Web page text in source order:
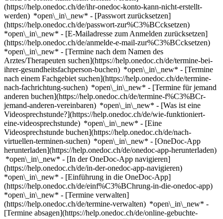
(https://help.onedoc.ch/de/ihr-onedoc-konto-kann-nicht-erstellt-
werden) *open\_in\_new* - [Passwort zurücksetzen]
(https://help.onedoc.ch/de/passwort-zur%C3%BCcksetzen)
*open\_in\_new* - [E-Mailadresse zum Anmelden zurücksetzen]
(https://help.onedoc.ch/de/anmelde-e-mail-zur%C3%BCcksetzen)
*open\_in\_new* - [Termine nach dem Namen des
Arztes/Therapeuten suchen](https://help.onedoc.ch/de/termine-bei-
ihrer-gesundheitsfachperson-buchen) *open\_in\_new* - [Termine
nach einem Fachgebiet suchen](https://help.onedoc.ch/de/termine-
nach-fachrichtung-suchen) *open\_in\_new* - [Termine für jemand
anderen buchen](https://help.onedoc.ch/de/termine-f%C3%BCr-
jemand-anderen-vereinbaren) *open\_in\_new* - [Was ist eine
Videosprechstunde?](https://help.onedoc.ch/de/wie-funktioniert-
eine-videosprechstunde) *open\_in\_new* - [Eine
Videosprechstunde buchen](https://help.onedoc.ch/de/nach-
virtuellen-terminen-suchen) *open\_in\_new* - [OneDoc-App
herunterladen](https://help.onedoc.ch/de/onedoc-app-herunterladen)
*open\_in\_new* - [In der OneDoc-App navigieren]
(https://help.onedoc.ch/de/in-der-onedoc-app-navigieren)
*open\_in\_new* - [Einführung in die OneDoc-App]
(https://help.onedoc.ch/de/einf%C3%BChrung-in-die-onedoc-app)
*open\_in\_new* - [Termine verwalten](https://help.onedoc.ch/de/termine-verwalten) *open\_in\_new* - [Termine absagen](https://help.onedoc.ch/de/online-gebuchte-termine-absagen) *open\_in\_new* - [Ich erhalte keine Terminbestätigung](https://help.onedoc.ch/de/ich-erhalte-keine-terminbest%C3%A4tigung) *open\_in\_new* [Alle unsere Artikel anzeigen *open\_in\_new*](https://help.onedoc.ch/de/) ![Dr. Baumgartner, Urologe in Zürich](https://www.onedoc.ch/assets/images/male.png "Dr. Baumgartner, Urologe in Zürich") # Dr. Martin Baumgartner ## Urologe Zusammenfassung Standorte Karte Vorstellung Diese Gesundheitsfachperson kann noch nicht auf OneDoc gebucht werden.[Buchen Sie online einen Termin mit einem Urologe in Zürich dank OneDoc.](https://www.onedoc.ch/de/urologe/zurich) ![Patient mit Pluszeichen, der anzeigt, dass neue Patienten angenommen werden](https://www.onedoc.ch/assets/images/icons/new-patients.svg) ### Zugelassene Patienten Dr. Martin Baumgartner akzeptiert neue Patienten ![Aktenkoffer-Symbol, das die Fachgebiete der Fachperson ank\u00fcndigt](https://www.onedoc.ch/assets/images/icons/specialties.svg) ### Fachrichtungen Urologie ![Gebäude-Icon zeigt alle Arbeitsorte, an denen die Gesundheitsfachperson tätig ist](https://www.onedoc.ch/assets/images/icons/locations.svg) ### Standorte Klinik Hirslanden Zürich - Urologische Klinik in Zürich [Zentrum für Urologie Zürich - Klinik Hirslanden in Zürich](https://www.onedoc.ch/de/urologe/zurich/pbqwu/dr-martin-baumgartner) [Spital Muri - Urologische Klinik in Muri](https://www.onedoc.ch/de/urologe/muri/pbs7d/dr-martin-baumgartner) [Praxis Baumgartner Martin in Muri](https://www.onedoc.ch/de/urologe/muri/pbs7c/dr-martin-baumgartner) ![Standortmarker, der Karte und Zugangsinformationen zur Praxis anzeigt](https://www.onedoc.ch/assets/images/icons/map.svg) ### Karte und Anreiseinformationen #### [Klinik Hirslanden Zürich - Urologische Klinik](https://www.onedoc.ch/de/klinik/zurich/eq5z/klinik-hirslanden-zurich-urologische-klinik) Witellikerstrasse 40 8032 Zürich ![Dokument-Symbol, das die Vorstellung der Praxis ankündigt](https://www.onedoc.ch/assets/images/icons/presentation.svg) ### Vorstellung der Gesundheitsfachperson Dr. Baumgartner, __Urologe in Zürich__, heisst Sie Willkommen an folgender Adresse: Witellikerstrasse 40. Dr. Baumgartner praktiziert __Urologie in Zürich__. Für weitere Informationen oder um einen Termin zu buchen, rufen Sie in der Praxis an: [044 387 21 11](tel:+41443872111). * * * #### Gesprochene Sprachen Deutsch ![Sprechblasen-Symbol, das den FAQ-Bereich ank\u00fcndigt](https://www.onedoc.ch/assets/images/icons/faq.svg) ### FAQ *expand\_more* *keyboard\_arrow\_right* ## Wie lauten die Adressen von Dr. Martin Baumgartner? Dr. Martin Baumgartner empfängt Patienten an den folgenden Adressen: - #### [Klinik Hirslanden Zürich - Urologische Klinik](https://www.onedoc.ch/de/klinik/zurich/eq5z/klinik-hirslanden-zurich-urologische-klinik) Witellikerstrasse 40 8032 Zürich - #### [Zentrum für Urologie Zürich - Klinik Hirslanden](https://www.onedoc.ch/de/medizinisches-zentrum/zurich/eq50/zentrum-fur-urologie-zurich-klinik-hirslanden) Witellikerstrasse 40 8032 Zürich - #### [Spital Muri - Urologische Klinik](https://www.onedoc.ch/de/spital/muri/eywt/spital-muri-urologische-klinik) Spitalstrasse 144 5630 Muri - #### [Praxis Baumgartner Martin](https://www.onedoc.ch/de/medizinische-praxis/muri/eyw8/praxis-baumgartner-martin) Spitalstrasse 144 5630 Muri * * * *keyboard\_arrow\_right* ## Welche Sprachen werden von Dr. Martin Baumgartner gesprochen? Dr. Martin Baumgartner behandelt Patienten auf Deutsch. * * * *keyboard\_arrow\_right* ## Wie sind die Öffnungszeiten von Dr. Martin Baumgartner? Die Öffnungszeiten von Dr. Martin Baumgartner sind: - #### [Zentrum für Urologie Zürich - Klinik Hirslanden](https://www.onedoc.ch/de/medizinisches-zentrum/zurich/eq50/zentrum-fur-urologie-zurich-klinik-hirslanden) : Witellikerstrasse 40, 8032 Zürich - Am Montag von 08:00 bis 12:00 und von 13:00 bis 16:45 Uhr - Am Dienstag von 08:00 bis 12:00 und von 13:00 bis 16:45 Uhr - Am Mittwoch von 08:00 bis 12:00 und von 13:00 bis 16:45 Uhr - Am Donnerstag von 08:00 bis 12:00 und von 13:00 bis 16:45 Uhr - Am Freitag von 08:00 bis 12:00 und von 13:00 bis 16:45 Uhr - Am Samstag geschlossen Uhr - Am Sonntag geschlossen Uhr * * * *keyboard\_arrow\_right* ## Wie lauten die Telefonnummern von Dr. Martin Baumgartner? Die Telefonnummern von Dr. Martin Baumgartner sind: - Klinik Hirslanden Zürich - Urologische Klinik: [044 387 21 11](tel:+41443872111) - Zentrum für Urologie Zürich - Klinik Hirslanden: [044 387 20 30](tel:+41443872030) - Spital Muri - Urologische Klinik: [056 675 13 08](tel:+41566751308) - Praxis Baumgartner Martin: [056 675 11 11](tel:+41566751111) * * * *keyboard\_arrow\_right* ## Was sind die Fachgebiete von Dr. Martin Baumgartner? Dr. Martin Baumgartner führt [Urologie](https://www.onedoc.ch/de/urologe/zurich) in Zürich durch. 1. [OneDoc](https://www.onedoc.ch/de/)/ 2. [Urologe](https://www.onedoc.ch/de/urologe)/ 3. [Kanton Zürich](https://www.onedoc.ch/de/urologe/kanton-zurich)/ 4. [Zürich](https://www.onedoc.ch/de/urologe/zurich)/ 5. Dr. Martin Baumgartner [*edit*Informationen ändern oder mein Profil löschen](mailto:support@onedoc.ch?subject=Beschreibung%20updaten%20-%20Dr.%20Martin%20Baumgartner%20-%20%2367290) ### Sind Sie Dr. Martin Baumgartner? Übernehmen Sie die Kontrolle über Ihr OneDoc-Profil! Optimieren Sie die Verwaltung Ihrer Praxis mit unserer Online-Terminvereinbarungslösung: *call\_received*Reduzieren Sie No-Shows dank automatisch versendeter Erinnerungs-SMS. *access\_time*Vereinfachen Sie die Verwaltung Ihrer Praxis und sparen Sie administrative Zeit. *visibility*Bieten Sie die Online-Terminbuchung an, ein geschätzter Service für Ihre Patienten. *thumb\_up*Steigern Sie Ihre Sichtbarkeit dank der führenden Terminreservierungsplattform für medizinische Termine in der Schweiz. [OneDoc Pro entdecken](https://info.onedoc.ch/de/) ### Laden Sie die OneDoc-App herunter Buchen Sie online einen Termin bei einem Arzt, Zahnarzt oder Therapeuten in Ihrer Nähe in der Schweiz. Mit der OneDoc-App können Sie alle Ihre medizinischen Termine von Ihrem Handy aus verwalten, jederzeit und überall. ![QR-Code, der zum Apple App Store oder Google Play leitet, um die OneDoc Patienten-App zu laden](https://www.onedoc.ch/assets/images/download-app-qr.jpeg) Scannen Sie den QR-Code, um die App herunterzuladen [![Laden Sie unsere App im App Store herunter!](https://www.onedoc.ch/assets/images/app-store-badge-de.svg)](https://apps.apple.com/ch/app/onedoc/id1592376413?l=fr)[![Laden Sie unsere App im Google Play Store herunter!](https://www.onedoc.ch/assets/images/google-play-badge-de.png)](https://play.google.com/store/apps/details?id=ch.onedoc.patient&hl=fr-CH) *keyboard\_arrow\_right* ## Verwandte Fachgebiete [Urologe in Zürich](https://www.onedoc.ch/de/urologe/zurich)[Urologe in Zollikon](https://www.onedoc.ch/de/urologe/zollikon)[Urologe in Wallisellen](https://www.onedoc.ch/de/urologe/wallisellen)[Urologe in Schaffhausen](https://www.onedoc.ch/de/urologe/schaffhausen)[Urologe in Aarau](https://www.onedoc.ch/de/urologe/aarau)[Urologe in Baar](https://www.onedoc.ch/de/urologe/baar)[Urologe in Baden](https://www.onedoc.ch/de/urologe/baden)[Urologe in Brugg AG](https://www.onedoc.ch/de/urologe/brugg?state=AG)[Urologe in Uster](https://www.onedoc.ch/de/urologe/uster)[Urologe in Glattbrugg](https://www.onedoc.ch/de/urologe/glattbrugg)[Urologe in Lenzburg](https://www.onedoc.ch/de/urologe/lenzburg)[Urologe in Frauenfeld](https://www.onedoc.ch/de/urologe/frauenfeld)[Urologe in Winterthur](https://www.onedoc.ch/de/urologe/winterthur)[Urologe in Lachen](https://www.onedoc.ch/de/urologe/lachen)[Urologe in Dübendorf](https://www.onedoc.ch/de/urologe/dubendorf) *keyboard\_arrow\_right* ## Beliebte Suchbegriffe [Facharzt für Allgemeine Innere Medizin in Zürich](https://www.onedoc.ch/de/facharzt-fur-allgemeine-innere-medizin/zurich)[Gynäkologe (Frauenarzt und Geburtshelfer) in Zürich](https://www.onedoc.ch/de/gynakologe-frauenarzt-und-geburtshelfer/zurich)[Augenarzt in Zürich](https://www.onedoc.ch/de/augenarzt/zurich)[Masseur (klassische Massage) in Zürich](https://www.onedoc.ch/de/masseur-klassische-massage/zurich)[Physiotherapeut in Zürich](https://www.onedoc.ch/de/physiotherapeut/zurich)[Hausarzt (Allgemeinmedizin) in Zürich](https://www.onedoc.ch/de/hausarzt-allgemeinmedizin/zurich)[Hautarzt (Dermatologe) in Zürich](https://www.onedoc.ch/de/hautarzt-dermatologe/zurich)[Impfzentrum in Zürich](https://www.onedoc.ch/de/impfzentrum/zurich)[Spezialist für ästhetische Medizin in Zürich](https://www.onedoc.ch/de/spezialist-fur-asthetische-medizin/zurich)[Reflexologietherapeut in Zürich](https://www.onedoc.ch/de/reflexologietherapeut/zurich)[Medizinischer Masseur (Massage) in Zürich](https://www.onedoc.ch/de/medizinischer-masseur-massage/zurich)[Physiotherapeut in Winterthur](https://www.onedoc.ch/de/physiotherapeut/winterthur)[Osteopath in Zürich](https://www.onedoc.ch/de/osteopath/zurich)[Gastroenterologe in Zürich](https://www.onedoc.ch/de/gastroenterologe/zurich)[Neurologe in Zürich](https://www.onedoc.ch/de/neurologe/zurich)[Hausarzt (Allgemeinmedizin) in Winterthur](https://www.onedoc.ch/de/hausarzt-allgemeinmedizin/winterthur)[Zahnarzt in Zürich](https://www.onedoc.ch/de/zahnarzt/zurich)[WAM/TEN Naturheilpraktiker in Zürich](https://www.onedoc.ch/de/wam-ten-naturheilpraktiker/zurich)[Gesundheitsdienstleistungen der Apotheke in Zürich](https://www.onedoc.ch/de/gesundheitsdienstleistungen-der-apotheke/zurich)[Kardiologe in Zürich](https://www.onedoc.ch/de/kardiologe/zurich)[Gynäkologe (Frauenarzt und Geburtshelfer) in Aarau](https://www.onedoc.ch/de/gynakologe-frauenarzt-und-geburtshelfer/aarau) *keyboard\_arrow\_right* ## Finden Sie einen Arzt oder Therapeute